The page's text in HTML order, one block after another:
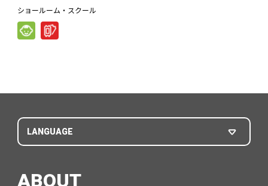
ショールーム・スクール
LANGUAGE
ABOUT